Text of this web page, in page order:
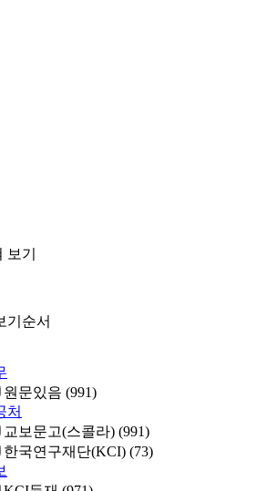
기
기순서
원문있음 (991)
처
교보문고(스콜라) (991)
한국연구재단(KCI) (73)